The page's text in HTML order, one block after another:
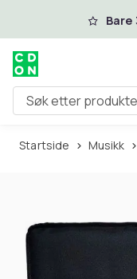
Hopp til
Søk etter produkter
Startside Musikk